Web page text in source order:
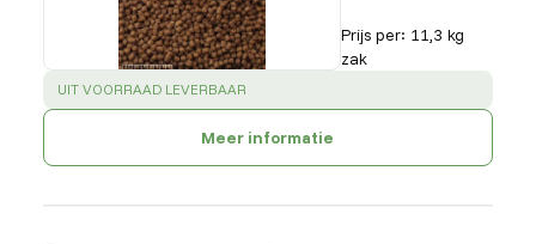
Prijs per: 11,3 kg
zak
SUCCESS:
UIT VOORRAAD LEVERBAAR
Meer informatie